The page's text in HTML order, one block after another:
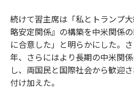
続けて習主席は「私とトランプ
略安定関係』の構築を中米関係
に合意した」と明らかにした。
年、さらにはより長期の中米関
し、両国民と国際社会から歓迎
付け加えた。